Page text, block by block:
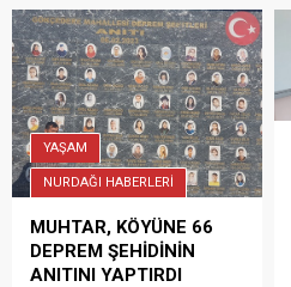
YAŞAM
NURDAĞI HABERLERİ
MUHTAR, KÖYÜNE 66
DEPREM ŞEHİDİNİN
ANITINI YAPTIRDI